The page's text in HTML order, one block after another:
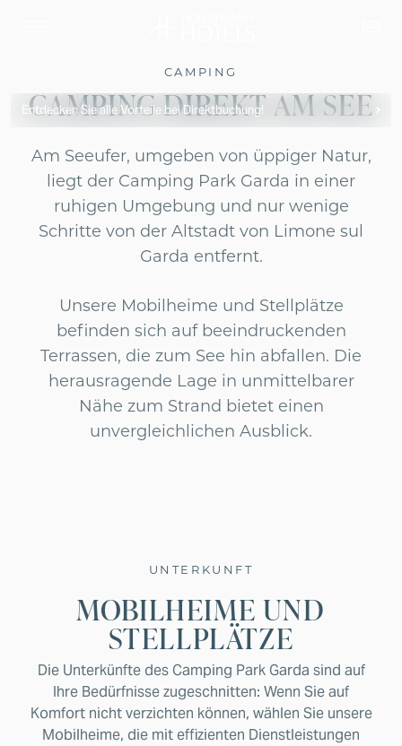
Entdecken Sie alle Vorteile bei Direktbuchung!
CAMPING
CAMPING DIREKT AM SEE
Am Seeufer, umgeben von üppiger Natur,
liegt der Camping Park Garda in einer
ruhigen Umgebung und nur wenige
Schritte von der Altstadt von Limone sul
Garda entfernt.
Unsere Mobilheime und Stellplätze
befinden sich auf beeindruckenden
Terrassen, die zum See hin abfallen. Die
herausragende Lage in unmittelbarer
Nähe zum Strand bietet einen
unvergleichlichen Ausblick.
UNTERKUNFT
MOBILHEIME UND
STELLPLÄTZE
Die Unterkünfte des Camping Park Garda sind auf
Ihre Bedürfnisse zugeschnitten: Wenn Sie auf
Komfort nicht verzichten können, wählen Sie unsere
Mobilheime, die mit effizienten Dienstleistungen